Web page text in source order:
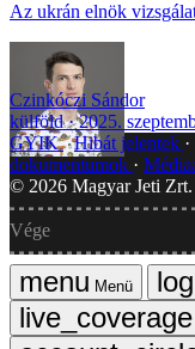
Az ukrán elnök
Czinkóczi Sándor
külföld
2025.
GYIK Hibát jelentek
dokumentumok
© 2026 Magyar Jeti Zrt.
Vége
Menü